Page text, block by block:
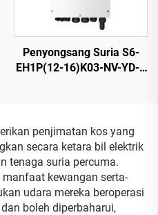
Penyongsang Suria S6-
EH1P(12-16)K03-NV-YD-L
penjimatan kos yang
secara ketara bil elektrik
tenaga suria percuma.
kewangan serta-
udara mereka beroperasi
boleh diperbaharui,